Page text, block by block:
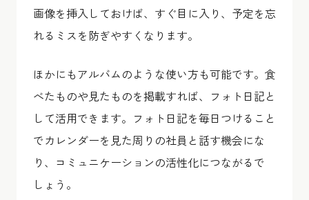
画像を挿入しておけば、すぐ目に入り、予定を忘
れるミスを防ぎやすくなります。
ほかにもアルバムのような使い方も可能です。食
べたものや見たものを掲載すれば、フォト日記と
して活用できます。フォト日記を毎日つけること
でカレンダーを見た周りの社員と話す機会にな
り、コミュニケーションの活性化につながるで
しょう。